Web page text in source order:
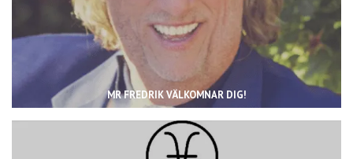
MR FREDRIK VÄLKOMNAR DIG!